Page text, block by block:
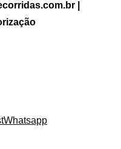
|
Whatsapp